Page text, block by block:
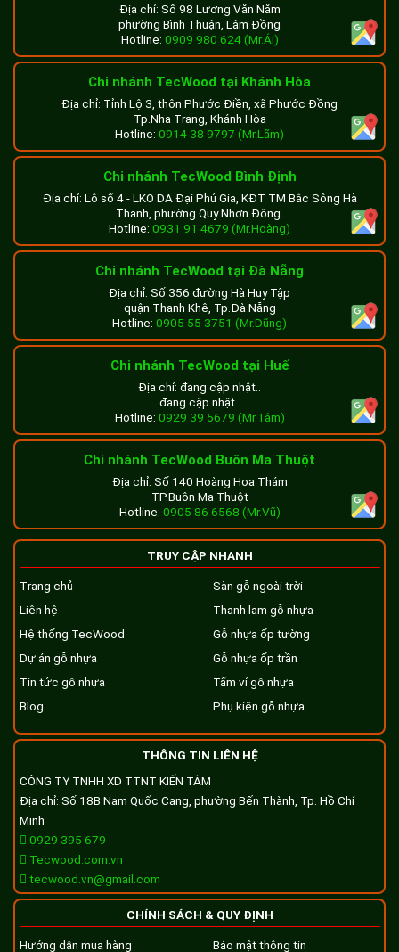
Địa chỉ: Số 98 Lương Văn Năm
phường Bình Thuận, Lâm Đồng
Hotline: 0909 980 624 (Mr.Ái)
Chi nhánh TecWood tại Khánh Hòa
Địa chỉ: Tỉnh Lộ 3, thôn Phước Điền, xã Phước Đồng
Tp.Nha Trang, Khánh Hòa
Hotline: 0914 38 9797 (Mr.Lãm)
Chi nhánh TecWood Bình Định
Địa chỉ: Lô số 4 - LKO DA Đại Phú Gia, KĐT TM Bắc Sông Hà
Thanh, phường Quy Nhơn Đông.
Hotline: 0931 91 4679 (Mr.Hoàng)
Chi nhánh TecWood tại Đà Nẵng
Địa chỉ: Số 356 đường Hà Huy Tập
quận Thanh Khê, Tp.Đà Nẵng
Hotline: 0905 55 3751 (Mr.Dũng)
Chi nhánh TecWood tại Huế
Địa chỉ: đang cập nhật..
đang cập nhật..
Hotline: 0929 39 5679 (Mr.Tâm)
Chi nhánh TecWood Buôn Ma Thuột
Địa chỉ: Số 140 Hoàng Hoa Thám
TP.Buôn Ma Thuột
Hotline: 0905 86 6568 (Mr.Vũ)
TRUY CẬP NHANH
Trang chủ
Liên hệ
Hệ thống TecWood
Dự án gỗ nhựa
Tin tức gỗ nhựa
Blog
Sàn gỗ ngoài trời
Thanh lam gỗ nhựa
Gỗ nhựa ốp tường
Gỗ nhựa ốp trần
Tấm vỉ gỗ nhựa
Phụ kiện gỗ nhựa
THÔNG TIN LIÊN HỆ
CÔNG TY TNHH XD TTNT KIẾN TÂM
Địa chỉ: Số 18B Nam Quốc Cang, phường Bến Thành, Tp. Hồ Chí
Minh
0929 395 679
Tecwood.com.vn
tecwood.vn@gmail.com
CHÍNH SÁCH & QUY ĐỊNH
Hướng dẫn mua hàng Bảo mật thông tin